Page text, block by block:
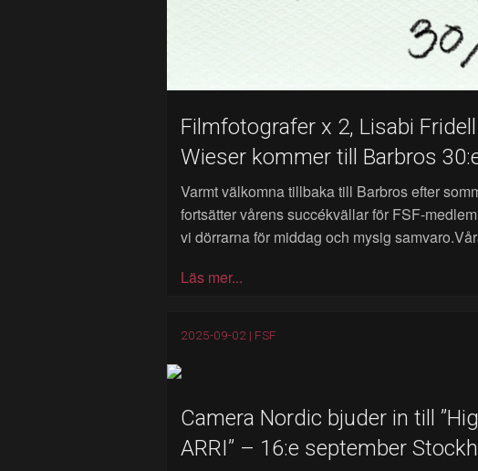
Filmfotografer x 2, Lisabi
Wieser kommer till Barbros
Varmt välkomna tillbaka till Barbros efter
fortsätter vårens succékvällar för FSF-
vi dörrarna för middag och mysig
Läs mer...
2025-09-02 | FSF
Camera Nordic bjuder in till
ARRI” – 16:e september